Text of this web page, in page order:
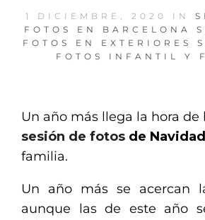
1 DICIEMBRE, 2020 IN
FOTOS EN BARCELONA
FOTOS EN EXTERIORES
FOTOS INFANTIL Y
Un año más llega la hora de
sesión de fotos de Navidad
familia.
Un año más se acercan
aunque las de este año